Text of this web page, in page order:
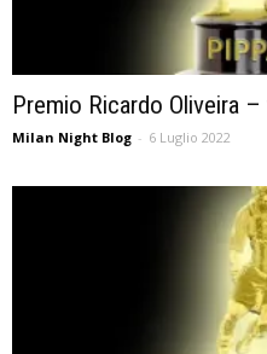
Premio Ricardo Oliveira
Milan Night Blog - 6 Luglio 2022